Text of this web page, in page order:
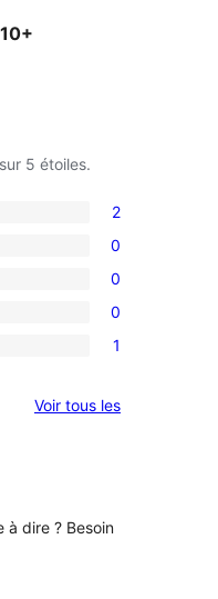
10+
sur 5 étoiles.
2
0
0
0
1
Voir tous lesavis
à dire ? Besoin